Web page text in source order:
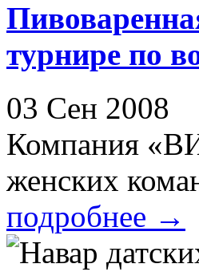
турнире по
03 Сен 2008
Компания
женских
подробнее →